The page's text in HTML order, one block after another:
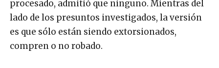
procesado, admitió que ninguno. Mientras del
lado de los presuntos investigados, la versión
es que sólo están siendo extorsionados,
compren o no robado.